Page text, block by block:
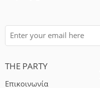
THE PARTY
Επικοινωνία